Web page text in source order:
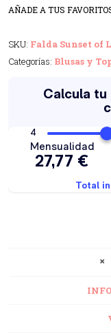
AÑADE A TUS
SKU: Falda Sunset of
Categorías: Blusas y